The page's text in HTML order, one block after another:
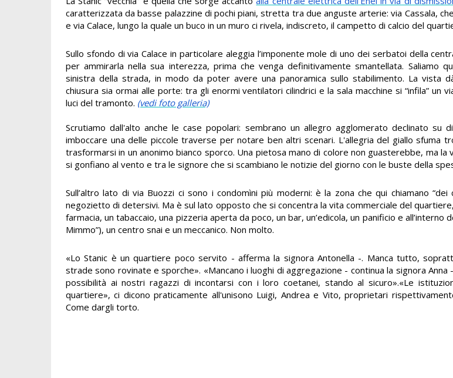
caratterizzata da basse palazzine di pochi piani, stretta tra due anguste arterie: via Cassala,
e via Calace, lungo la quale un buco in un muro ci rivela, indiscreto, il campetto di calcio del
Sullo sfondo di via Calace in particolare aleggia l’imponente mole di uno dei serbatoi della
per ammirarla nella sua interezza, prima che venga definitivamente smantellata. Saliamo
sinistra della strada, in modo da poter avere una panoramica sullo stabilimento. La vista
chiusura sia ormai alle porte: tra gli enormi ventilatori cilindrici e la sala macchine si “infila” un
luci del tramonto. (vedi foto galleria)
Scrutiamo dall'alto anche le case popolari: sembrano un allegro agglomerato declinato su
imboccare una delle piccole traverse per notare ben altri scenari. L'allegria del giallo sfuma
trasformarsi in un anonimo bianco sporco. Una pietosa mano di colore non guasterebbe, ma la
si gonfiano al vento e tra le signore che si scambiano le notizie del giorno con le buste della
Sull’altro lato di via Buozzi ci sono i condomìni più moderni: è la zona che qui chiamano “dei
negozietto di detersivi. Ma è sul lato opposto che si concentra la vita commerciale del
farmacia, un tabaccaio, una pizzeria aperta da poco, un bar, un’edicola, un panificio e all’interno
Mimmo”), un centro snai e un meccanico. Non molto.
«Lo Stanic è un quartiere poco servito - afferma la signora Antonella -. Manca tutto,
strade sono rovinate e sporche». «Mancano i luoghi di aggregazione - continua la signora
possibilità ai nostri ragazzi di incontarsi con i loro coetanei, stando al sicuro».«Le
quartiere», ci dicono praticamente all'unisono Luigi, Andrea e Vito, proprietari
Come dargli torto.